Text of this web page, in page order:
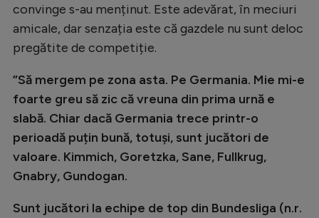
Formula 1
Gimnastică
Rugby
Ciclism
Alte sporturi
JO 2024
JO 2026
convinge s-au menținut. Este adevărat, în meciuri
amicale, dar senzația este că gazdele nu sunt deloc
pregătite de competiție.
”Să mergem pe zona asta. Pe Germania. Mie mi-e
foarte greu să zic că vreuna din prima urnă e
slabă. Chiar dacă Germania trece printr-o
perioadă puțin bună, totuși, sunt jucători de
valoare. Kimmich, Goretzka, Sane, Fullkrug,
Gnabry, Gundogan.
Sunt jucători la echipe de top din Bundesliga (n.r.